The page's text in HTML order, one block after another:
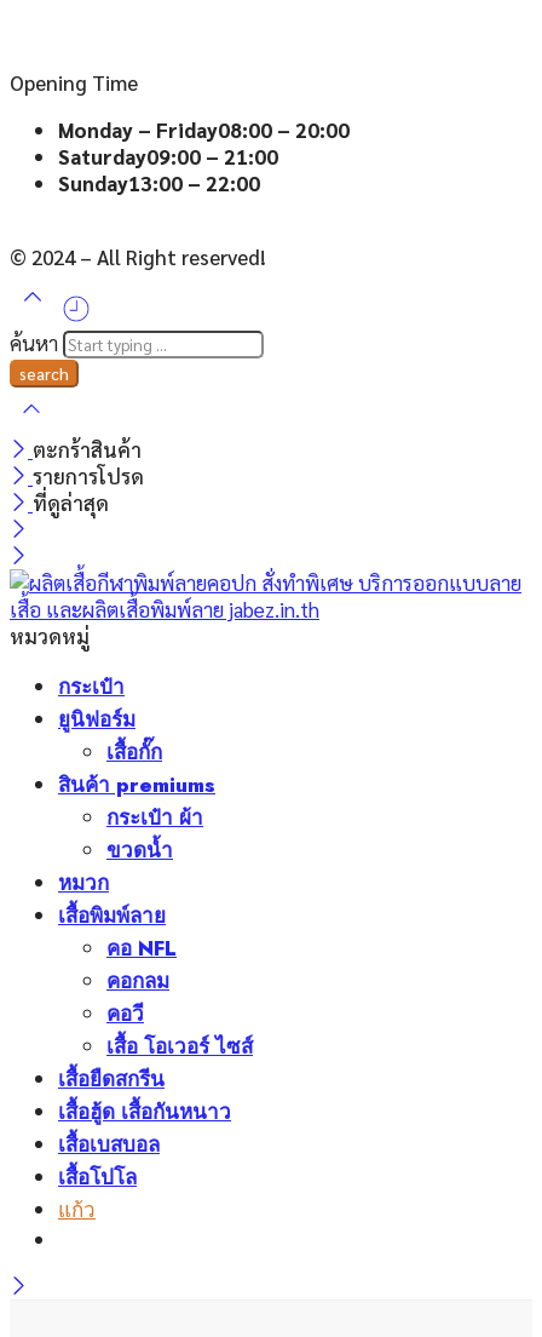
Opening Time
Monday – Friday08:00 – 20:00
Saturday09:00 – 21:00
Sunday13:00 – 22:00
© 2024 – All Right reserved!
ค้นหา
ตะกร้าสินค้า
รายการโปรด
ที่ดูล่าสุด
หมวดหมู่
กระเป๋า
ยูนิฟอร์ม
เสื้อกั๊ก
สินค้า premiums
กระเป๋า ผ้า
ขวดน้ำ
หมวก
เสื้อพิมพ์ลาย
คอ NFL
คอกลม
คอวี
เสื้อ โอเวอร์ ไซส์
เสื้อยืดสกรีน
เสื้อฮู้ด เสื้อกันหนาว
เสื้อเบสบอล
เสื้อโปโล
แก้ว